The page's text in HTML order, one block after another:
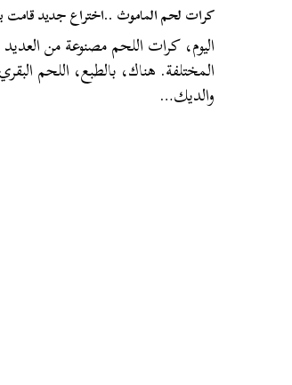
كرات لحم الماموث ..اختراع جديد قامت
اليوم، كرات اللحم مصنوعة من
المختلفة. هناك، بالطبع، اللحم
والديك…